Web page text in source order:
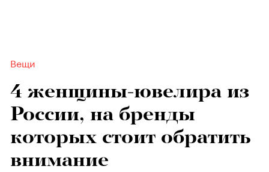
Вещи
4 женщины-ювелира из
России, на бренды
которых стоит обратить
внимание